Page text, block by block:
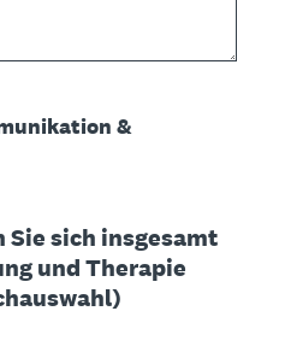
&
Sie sich insgesamt
und Therapie